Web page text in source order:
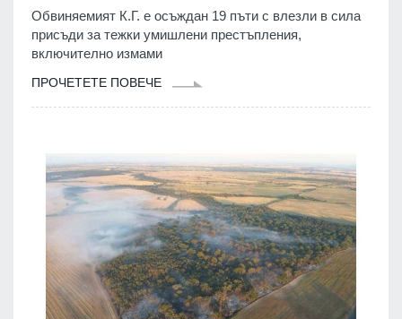
Обвиняемият К.Г. е осъждан 19 пъти с влезли в сила
присъди за тежки умишлени престъпления,
включително измами
ПРОЧЕТЕТЕ ПОВЕЧЕ